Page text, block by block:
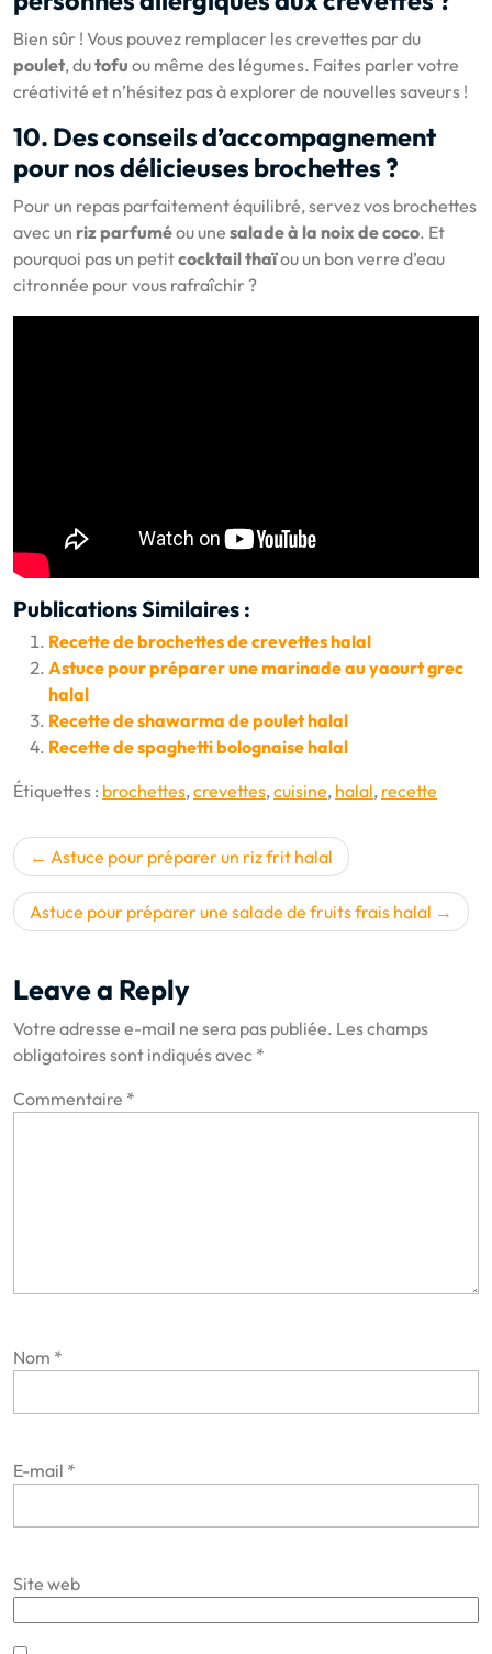
Bien sûr ! Vous pouvez remplacer les crevettes par du
poulet, dutofu ou même des légumes. Faites parler votre
créativité et n’hésitez pas à explorer de nouvelles saveurs !
10. Des conseils d’accompagnement
pour nos délicieuses brochettes ?
Pour un repas parfaitement équilibré, servez vos brochettes
avec un riz parfuméou une salade à la noix de coco. Et
pourquoi pas un petitcocktail thaïou un bon verre d’eau
citronnée pour vous rafraîchir ?
Publications Similaires :
Recette de brochettes de crevettes halal
Astuce pour préparer une marinade au yaourt grec
halal
Recette de shawarma de poulet halal
Recette de spaghetti bolognaise halal
Étiquettes : brochettes, crevettes, cuisine, halal, recette
Navigation
de
l’article
Astuce pour préparer un riz frit halal
Astuce pour préparer une salade de fruits frais halal
Leave a Reply
Votre adresse e-mail ne sera pas publiée. Les champs
obligatoires sont indiqués avec *
Commentaire *
Nom *
E-mail *
Site web